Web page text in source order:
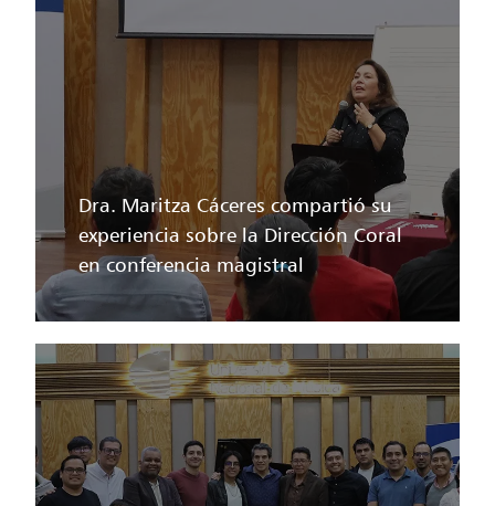
Dra. Maritza Cáceres compartió su
experiencia sobre la Dirección Coral
en conferencia magistral